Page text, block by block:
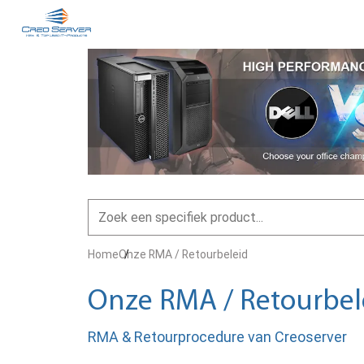
HomeOnze RMA / Retourbeleid
Onze RMA /
RMA & Retourprocedure van Creoserver